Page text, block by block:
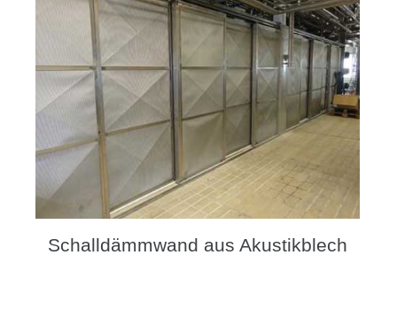
Schalldämmwand aus Akustikblech